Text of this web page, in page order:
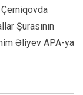
Şurasının
Əliyev APA-ya